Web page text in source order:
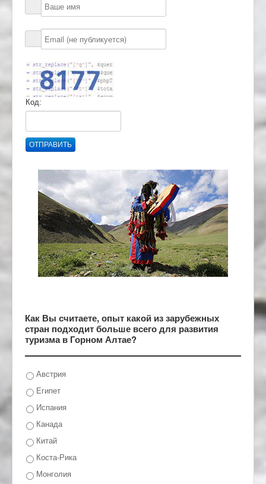
Код:
ОТПРАВИТЬ
Как Вы считаете, опыт какой из зарубежных
стран подходит больше всего для развития
туризма в Горном Алтае?
Австрия
Египет
Испания
Канада
Китай
Коста-Рика
Монголия